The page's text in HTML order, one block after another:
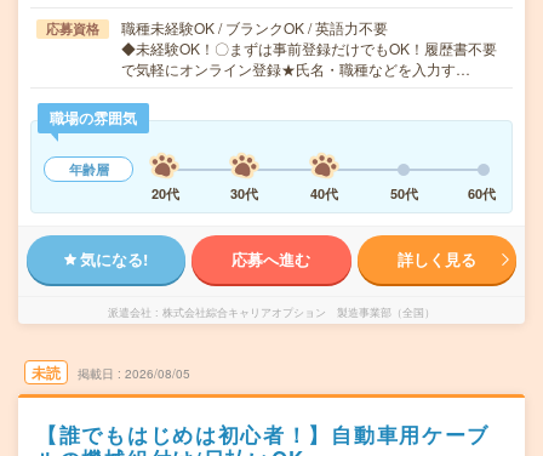
応募資格
職種未経験OK / ブランクOK / 英語力不要
◆未経験OK！〇まずは事前登録だけでもOK！履歴書不要
で気軽にオンライン登録★氏名・職種などを入力す…
職場の雰囲気
年齢層
20代
30代 40代 50代 60代
気になる! 応募へ進む 詳しく見る
派遣会社 株式会社綜合キャリアオプション 製造事業部（全国）
未読 掲載日 2026/08/05
【誰でもはじめは初心者！】自動車用ケーブ